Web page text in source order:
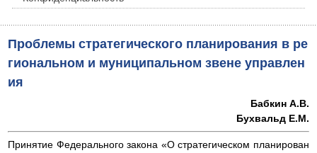
Проблемы стратегического планирования в ре
гиональном и муниципальном звене управлен
ия
Бабкин А.В.
Бухвальд Е.М.
Принятие Федерального закона «О стратегическом планирован